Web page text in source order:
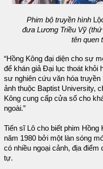
Phim bộ truyền hình
đưa Lương Triều Vỹ
tên quen
“Hồng Kông đại diện cho sự
để khán giả Đại lục thoát khỏi
sư nghiên cứu văn hóa truyền
ảnh thuộc Baptist University,
Kông cung cấp cửa sổ cho
ngoài.”
Tiến sĩ Lô cho biết phim
năm 1980 bởi một làn sóng
có nhiều ngoại cảnh, địa
tự.